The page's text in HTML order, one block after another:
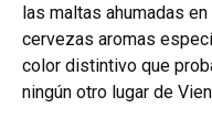
las maltas ahumadas
cervezas aromas
color distintivo que
ningún otro lugar de